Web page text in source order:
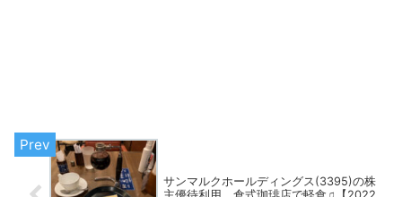
サンマルクホールディングス(3395)の株